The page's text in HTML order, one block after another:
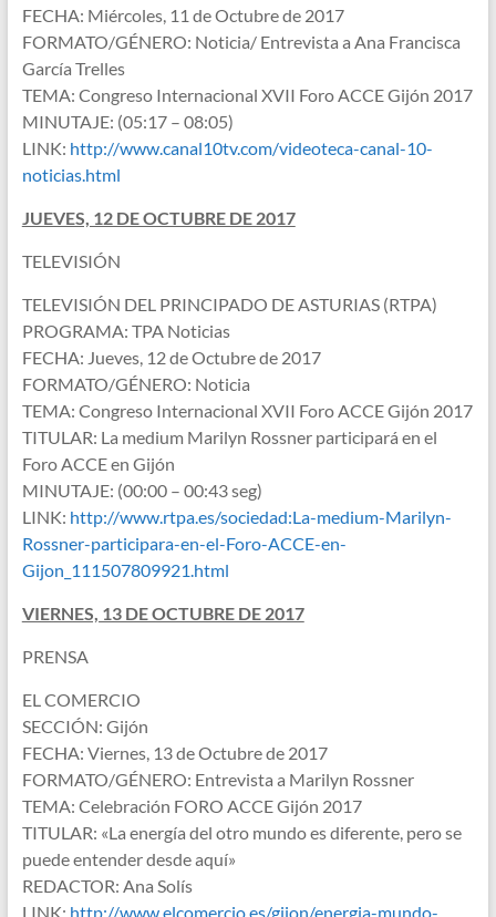
FECHA: Miércoles, 11 de Octubre de 2017
FORMATO/GÉNERO: Noticia/ Entrevista a Ana Francisca
García Trelles
TEMA: Congreso Internacional XVII Foro ACCE Gijón 2017
MINUTAJE: (05:17 – 08:05)
LINK: http://www.canal10tv.com/videoteca-canal-10-
noticias.html
JUEVES, 12 DE OCTUBRE DE 2017
TELEVISIÓN
TELEVISIÓN DEL PRINCIPADO DE ASTURIAS (RTPA)
PROGRAMA: TPA Noticias
FECHA: Jueves, 12 de Octubre de 2017
FORMATO/GÉNERO: Noticia
TEMA: Congreso Internacional XVII Foro ACCE Gijón 2017
TITULAR: La medium Marilyn Rossner participará en el
Foro ACCE en Gijón
MINUTAJE: (00:00 – 00:43 seg)
LINK: http://www.rtpa.es/sociedad:La-medium-Marilyn-
Rossner-participara-en-el-Foro-ACCE-en-
Gijon_111507809921.html
VIERNES, 13 DE OCTUBRE DE 2017
PRENSA
EL COMERCIO
SECCIÓN: Gijón
FECHA: Viernes, 13 de Octubre de 2017
FORMATO/GÉNERO: Entrevista a Marilyn Rossner
TEMA: Celebración FORO ACCE Gijón 2017
TITULAR: «La energía del otro mundo es diferente, pero se
puede entender desde aquí»
REDACTOR: Ana Solís
LINK: http://www.elcomercio.es/gijon/energia-mundo-